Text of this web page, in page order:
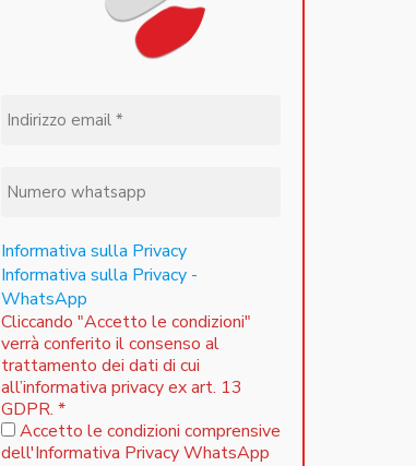
Informativa sulla Privacy
Informativa sulla Privacy -
WhatsApp
Cliccando "Accetto le condizioni"
verrà conferito il consenso al
trattamento dei dati di cui
all’informativa privacy ex art. 13
GDPR. *
Accetto le condizioni comprensive
dell'Informativa Privacy WhatsApp